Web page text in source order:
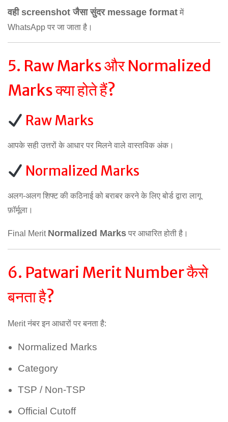
वही screenshot जैसा सुंदर message format में
WhatsApp पर जा जाता है।
5. Raw Marks और Normalized
Marks क्या होते हैं?
Raw Marks
आपके सही उत्तरों के आधार पर मिलने वाले वास्तविक अंक।
Normalized Marks
अलग-अलग शिफ्ट की कठिनाई को बराबर करने के लिए बोर्ड द्वारा लागू
फ़ॉर्मूला।
Final Merit Normalized Marks पर आधारित होती है।
6. Patwari Merit Number कैसे
बनता है?
Merit नंबर इन आधारों पर बनता है:
Normalized Marks
Category
TSP / Non-TSP
Official Cutoff